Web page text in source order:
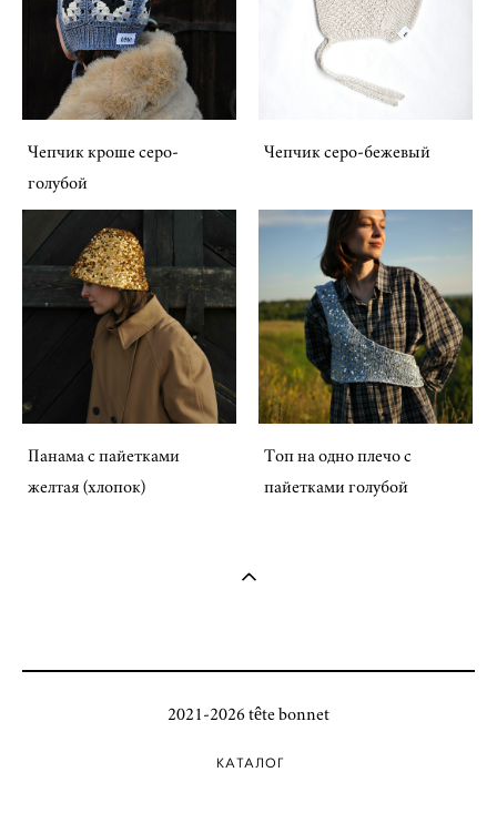
Чепчик кроше серо-
голубой
Чепчик серо-бежевый
Панама с пайетками
желтая (хлопок)
Топ на одно плечо с
пайетками голубой
2021-2026 tête bonnet
КАТАЛОГ